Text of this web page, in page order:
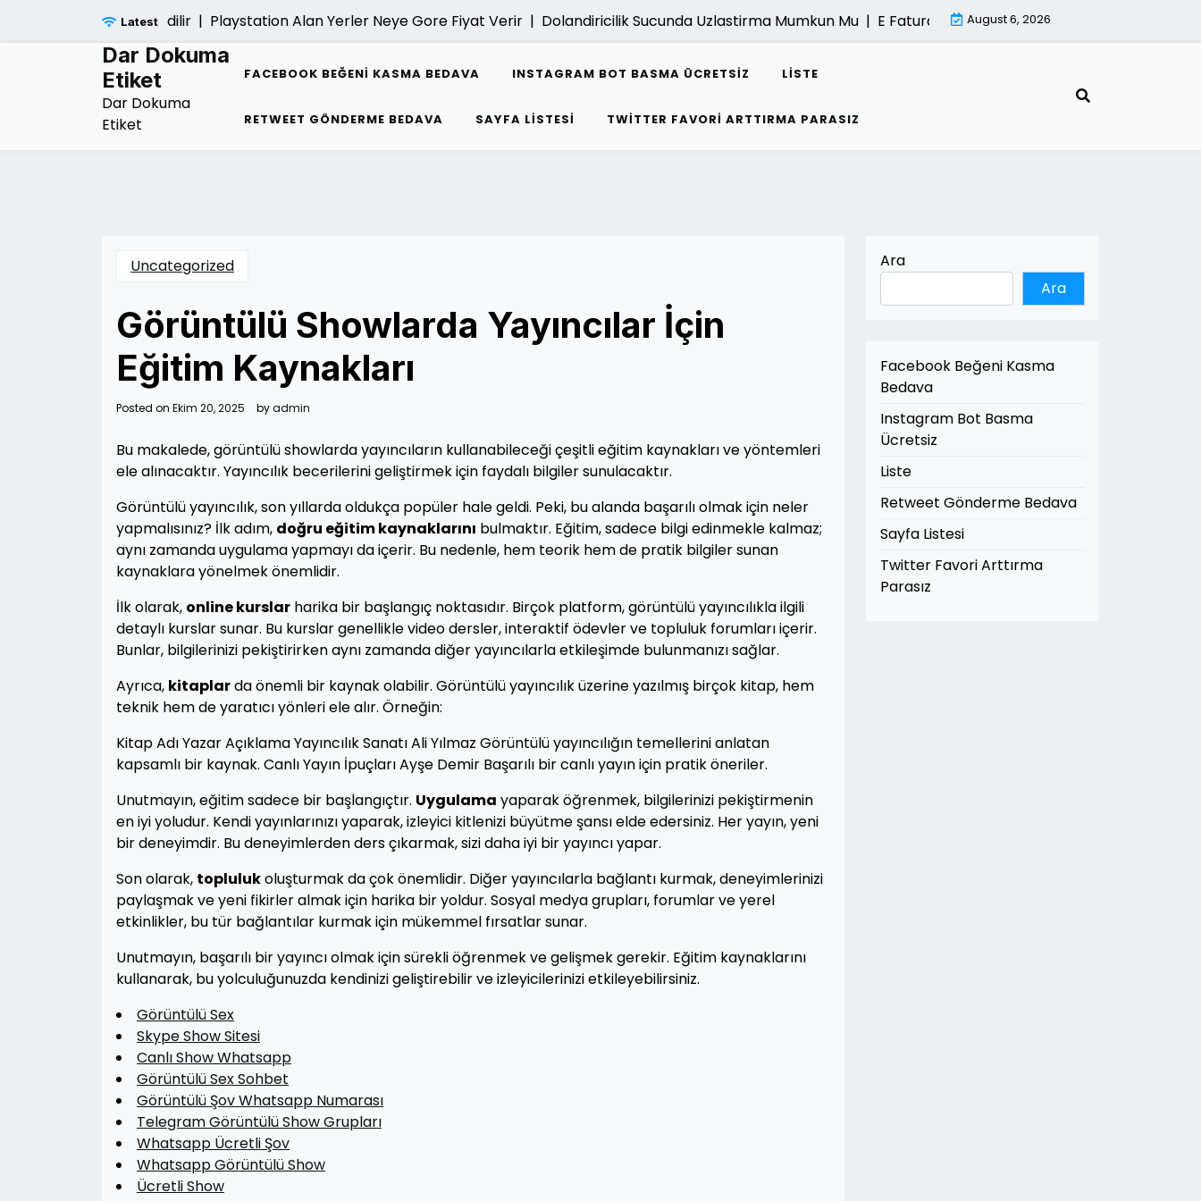
Latest
Nasil Kontrol Edilir | Playstation Alan Yerler Neye Gore Fiyat Verir | Dolandiricilik Sucunda Uzlastirma Mumkun Mu | E Fatura Kesme Sureci |Mimari Render
August 6, 2026
Dar Dokuma
Etiket
Dar Dokuma
Etiket
FACEBOOK BEĞENI KASMA BEDAVA INSTAGRAM BOT BASMA ÜCRETSIZ LISTE
RETWEET GÖNDERME BEDAVA SAYFA LISTESI TWITTER FAVORI ARTTIRMA PARASIZ
Uncategorized
Görüntülü Showlarda Yayıncılar İçin
Eğitim Kaynakları
Posted on Ekim 20, 2025 byadmin
Bu makalede, görüntülü showlarda yayıncıların kullanabileceği çeşitli eğitim kaynakları ve yöntemleri
ele alınacaktır. Yayıncılık becerilerini geliştirmek için faydalı bilgiler sunulacaktır.
Görüntülü yayıncılık, son yıllarda oldukça popüler hale geldi. Peki, bu alanda başarılı olmak için neler
yapmalısınız? İlk adım, doğru eğitim kaynaklarını bulmaktır. Eğitim, sadece bilgi edinmekle kalmaz;
aynı zamanda uygulama yapmayı da içerir. Bu nedenle, hem teorik hem de pratik bilgiler sunan
kaynaklara yönelmek önemlidir.
İlk olarak, online kurslar harika bir başlangıç noktasıdır. Birçok platform, görüntülü yayıncılıkla ilgili
detaylı kurslar sunar. Bu kurslar genellikle video dersler, interaktif ödevler ve topluluk forumları içerir.
Bunlar, bilgilerinizi pekiştirirken aynı zamanda diğer yayıncılarla etkileşimde bulunmanızı sağlar.
Ayrıca, kitaplarda önemli bir kaynak olabilir. Görüntülü yayıncılık üzerine yazılmış birçok kitap, hem
teknik hem de yaratıcı yönleri ele alır. Örneğin:
Kitap Adı Yazar Açıklama Yayıncılık Sanatı Ali Yılmaz Görüntülü yayıncılığın temellerini anlatan
kapsamlı bir kaynak. Canlı Yayın İpuçları Ayşe Demir Başarılı bir canlı yayın için pratik öneriler.
Unutmayın, eğitim sadece bir başlangıçtır. Uygulama yaparak öğrenmek, bilgilerinizi pekiştirmenin
en iyi yoludur. Kendi yayınlarınızı yaparak, izleyici kitlenizi büyütme şansı elde edersiniz. Her yayın, yeni
bir deneyimdir. Bu deneyimlerden ders çıkarmak, sizi daha iyi bir yayıncı yapar.
Son olarak, toplulukoluşturmak da çok önemlidir. Diğer yayıncılarla bağlantı kurmak, deneyimlerinizi
paylaşmak ve yeni fikirler almak için harika bir yoldur. Sosyal medya grupları, forumlar ve yerel
etkinlikler, bu tür bağlantılar kurmak için mükemmel fırsatlar sunar.
Unutmayın, başarılı bir yayıncı olmak için sürekli öğrenmek ve gelişmek gerekir. Eğitim kaynaklarını
kullanarak, bu yolculuğunuzda kendinizi geliştirebilir ve izleyicilerinizi etkileyebilirsiniz.
Görüntülü Sex
Skype Show Sitesi
Canlı Show Whatsapp
Görüntülü Sex Sohbet
Görüntülü Şov Whatsapp Numarası
Telegram Görüntülü Show Grupları
Whatsapp Ücretli Şov
Whatsapp Görüntülü Show
Ücretli Show
Ara
Ara
Facebook Beğeni Kasma
Bedava
Instagram Bot Basma
Ücretsiz
Liste
Retweet Gönderme Bedava
Sayfa Listesi
Twitter Favori Arttırma
Parasız